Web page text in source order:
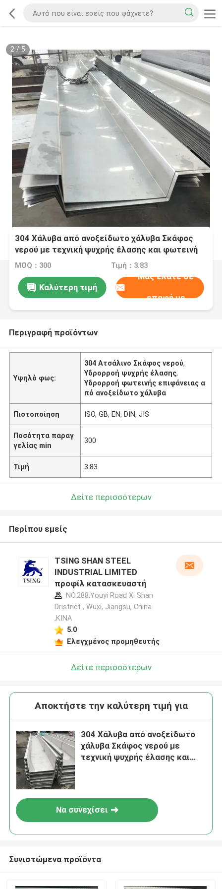
2/ 5
304 Χάλυβα από ανοξείδωτο χάλυβα Σκάφος
νερού με τεχνική ψυχρής έλασης και φωτεινή
επιφάνεια
MOQ：300 Τιμή：3.83
Καλύτερη τιμή
Μας ελάτε σε
επαφή με
Περιγραφή προϊόντων
Υψηλό φως:
304 Ατσάλινο Σκάφος νερού,
Υδρορροή ψυχρής έλασης,
Υδρορροή φωτεινής επιφάνειας α
πό ανοξείδωτο χάλυβα
Πιστοποίηση ISO, GB, EN, DIN, JIS
Ποσότητα παραγ
γελίας min
300
Τιμή 3.83
Δείτε περισσότερων
Περίπου εμείς
TSING SHAN STEEL
INDUSTRIAL LIMITED
προφίλ κατασκευαστή
NO.288,Youyi Road Xi Shan
Dristrict , Wuxi, Jiangsu, China
,ΚΙΝΑ
5.0
Ελεγχμένος προμηθευτής
Δείτε περισσότερων
Αποκτήστε την καλύτερη τιμή για
304 Χάλυβα από ανοξείδωτο
χάλυβα Σκάφος νερού με
τεχνική ψυχρής έλασης και
Να συνεχίσει
Συνιστώμενα προϊόντα